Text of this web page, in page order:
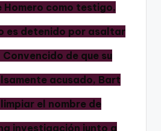
Homero como testigo,
es detenido por asaltar
de que su
acusado, Bart
el nombre de
investigación junto a